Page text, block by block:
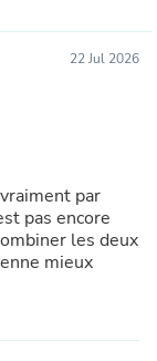
22 Jul 2026
par
pas encore
les deux
mieux